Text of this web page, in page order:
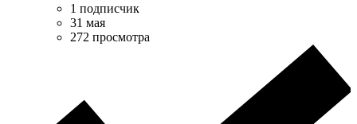
1 подписчик
31 мая
272 просмотра